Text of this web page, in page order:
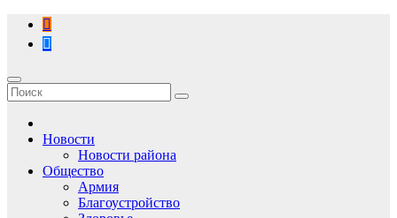
Перейти
содержимому
Новости
Новости района
Общество
Армия
Благоустройство